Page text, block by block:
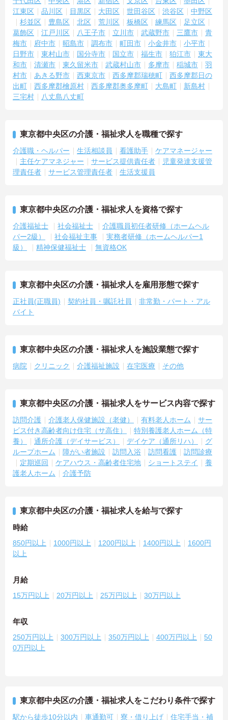
江東区
品川区 目黒区 大田区 世田谷区 渋谷区
中野区
杉並区
豊島区 北区 荒川区 板橋区 練馬区
足立区
葛飾区
江戸川区 八王子市 立川市 武蔵野市 三鷹市
青
梅市
府中市 昭島市 調布市 町田市 小金井市
小平市
日野市
東村山市 国分寺市 国立市 福生市 狛江市
東大
和市
清瀬市 東久留米市 武蔵村山市 多摩市 稲城市
羽
村市
あきる野市 西東京市 西多摩郡瑞穂町
西多摩郡日の
出町
西多摩郡檜原村 西多摩郡奥多摩町 大島町
新島村
三宅村
八丈島八丈町
東京都中央区の介護・福祉求人を職種で探す
介護職・ヘルパー 生活相談員 看護助手
ケアマネージャー
主任ケアマネジャー
サービス提供責任者
児童発達支援管
理責任者
サービス管理責任者 生活支援員
東京都中央区の介護・福祉求人を資格で探す
介護福祉士 社会福祉士
介護職員初任者研修（ホームヘル
パー2級）
社会福祉主事
実務者研修（ホームヘルパー1
級）
精神保健福祉士 無資格OK
東京都中央区の介護・福祉求人を雇用形態で探す
正社員(正職員) 契約社員・嘱託社員
非常勤・パート・アル
バイト
東京都中央区の介護・福祉求人を施設業態で探す
病院 クリニック 介護福祉施設 在宅医療 その他
東京都中央区の介護・福祉求人をサービス内容で探す
訪問介護 介護老人保健施設（老健） 有料老人ホーム
サー
ビス付き高齢者向け住宅（サ高住）
特別養護老人ホーム（特
養）
通所介護（デイサービス） デイケア（通所リハ）
グ
ループホーム
障がい者施設 訪問入浴 訪問看護
訪問診療
定期巡回
ケアハウス・高齢者住宅地 ショートステイ
養
護老人ホーム
介護予防
東京都中央区の介護・福祉求人を給与で探す
時給
850円以上 1000円以上 1200円以上 1400円以上
1600円
以上
月給
15万円以上 20万円以上 25万円以上 30万円以上
年収
250万円以上 300万円以上 350万円以上 400万円以上
50
0万円以上
東京都中央区の介護・福祉求人をこだわり条件で探す
駅から徒歩10分以内 車通勤可 寮・借り上げ
住宅手当・補